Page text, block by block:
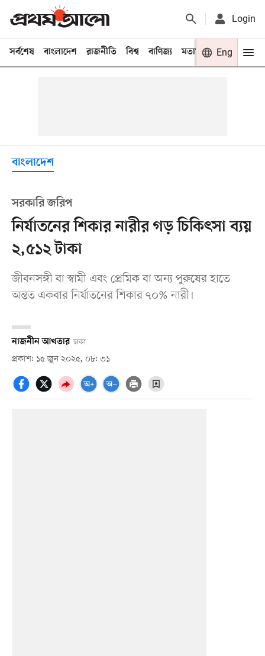
Login
সর্বশেষ বাংলাদেশ রাজনীতি বিশ্ব বাণিজ্য মতামত খেলা
Eng
বাংলাদেশ
সরকারি জরিপ
নির্যাতনের শিকার নারীর গড় চিকিৎসা ব্যয়
২,৫১২ টাকা
জীবনসঙ্গী বা স্বামী এবং প্রেমিক বা অন্য পুরুষের হাতে
অন্তত একবার নির্যাতনের শিকার ৭০% নারী।
নাজনীন আখতার ঢাকা
প্রকাশ: ১৫ জুন ২০২৫, ০৮: ৩১